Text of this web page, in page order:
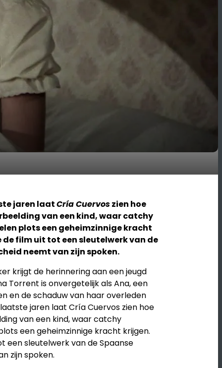
jaren laatCría Cuervoszien hoe
van een kind, waar catchy
plots een geheimzinnige kracht
film uit tot een sleutelwerk van de
neemt van zijn spoken.
krijgt de herinnering aan een jeugd
Torrent is onvergetelijk als Ana, een
en de schaduw van haar overleden
jaren laat Cría Cuervos zien hoe
van een kind, waar catchy
een geheimzinnige kracht krijgen.
een sleutelwerk van de Spaanse
zijn spoken.